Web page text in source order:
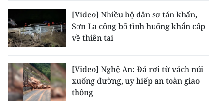
[Video] Nhiều hộ dân sơ tán khẩn,
Sơn La công bố tình huống khẩn cấp
về thiên tai
[Video] Nghệ An: Đá rơi từ vách núi
xuống đường, uy hiếp an toàn giao
thông